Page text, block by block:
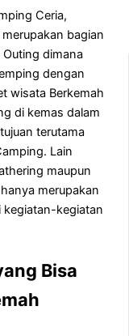
Ceria,
bagian
dimana
dengan
wisata Berkemah
di kemas dalam
terutama
Lain
maupun
merupakan
kegiatan-kegiatan
Bisa